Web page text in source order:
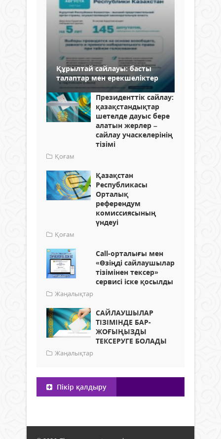
Құрылтай сайлауы: басты
талаптар мен ерекшеліктер
Президенттік сайлау:
қазақстандықтар
шетелде дауыс бере
алатын жерлер –
сайлау учаскелерінің
тізімі
Қоғам
Қазақстан
Республикасы
Орталық
референдум
комиссиясының
үндеуі
Қоғам
Call-орталығы мен
«Өзіңді сайлаушылар
тізімінен тексер»
сервисі іске қосылды
Жаңалықтар
САЙЛАУШЫЛАР
ТІЗІМІНДЕ БАР-
ЖОҒЫҢЫЗДЫ
ТЕКСЕРУГЕ БОЛАДЫ
Жаңалықтар
Пікір қалдыру